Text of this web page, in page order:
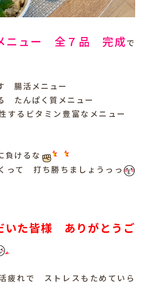
ニュー 全７品 完成で
腸活メニュー
たんぱく質メニュー
するビタミン豊富なメニュー
負けるな
って 打ち勝ちましょうっっ
いた皆様 ありがとうご
疲れで ストレスもためていら